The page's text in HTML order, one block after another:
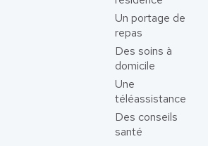
Un portage de
repas
Des soins à
domicile
Une
téléassistance
Des conseils
santé